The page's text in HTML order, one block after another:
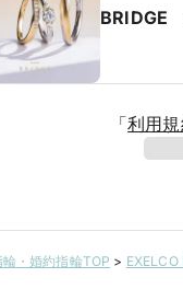
BRIDGE
「利用
・婚約指輪TOP >